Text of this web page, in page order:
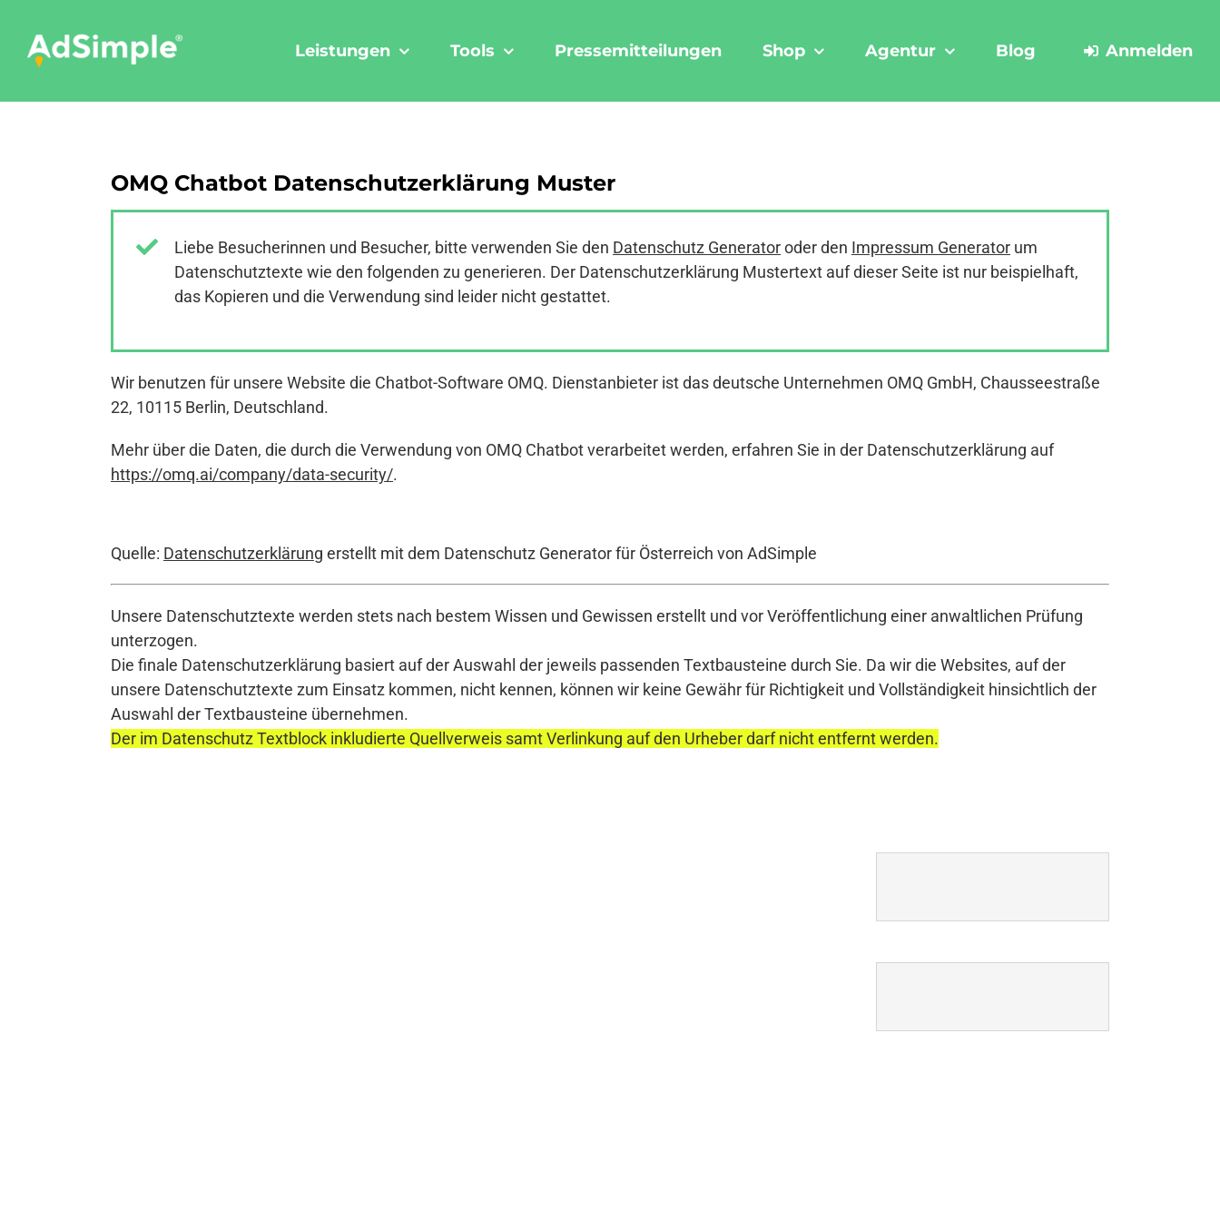
content
Leistungen Tools Pressemitteilungen Shop Agentur Blog Anmelden
OMQ Chatbot Datenschutzerklärung Muster
Liebe Besucherinnen und Besucher, bitte verwenden Sie den Datenschutz Generatoroder den Impressum Generator um
Datenschutztexte wie den folgenden zu generieren. Der Datenschutzerklärung Mustertext auf dieser Seite ist nur beispielhaft,
das Kopieren und die Verwendung sind leider nicht gestattet.
Wir benutzen für unsere Website die Chatbot-Software OMQ. Dienstanbieter ist das deutsche Unternehmen OMQ GmbH, Chausseestraße
22, 10115 Berlin, Deutschland.
Mehr über die Daten, die durch die Verwendung von OMQ Chatbot verarbeitet werden, erfahren Sie in der Datenschutzerklärung auf
https://omq.ai/company/data-security/.
Quelle: Datenschutzerklärung erstellt mit dem Datenschutz Generator für Österreich von AdSimple
Unsere Datenschutztexte werden stets nach bestem Wissen und Gewissen erstellt und vor Veröffentlichung einer anwaltlichen Prüfung
unterzogen.
Die finale Datenschutzerklärung basiert auf der Auswahl der jeweils passenden Textbausteine durch Sie. Da wir die Websites, auf der
unsere Datenschutztexte zum Einsatz kommen, nicht kennen, können wir keine Gewähr für Richtigkeit und Vollständigkeit hinsichtlich der
Auswahl der Textbausteine übernehmen.
Der im Datenschutz Textblock inkludierte Quellverweis samt Verlinkung auf den Urheber darf nicht entfernt werden.